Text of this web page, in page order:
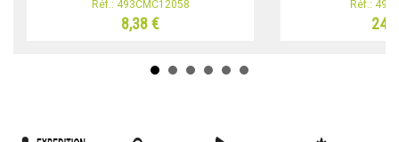
Réf.: 493CMC12058
8,38 €
Réf.: